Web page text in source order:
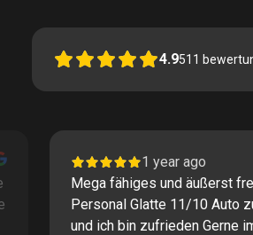
4.9511
1 year ago
Mega fähiges und äußerst
Personal Glatte 11/10 Auto
und ich bin zufrieden Gerne